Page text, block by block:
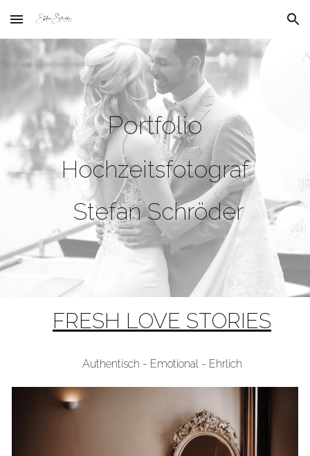
Skip to main content Skip to navigation
Portfolio
Hochzeitsfotograf
Stefan Schröder
FRESH LOVE STORIES
Authentisch - Emotional - Ehrlich